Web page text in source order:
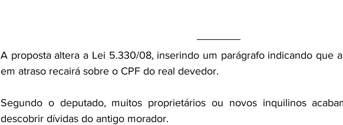
A proposta altera a Lei 5.330/08, inserindo um parágrafo indicando que
em atraso recairá sobre o CPF do real devedor.
Segundo o deputado, muitos proprietários ou novos inquilinos
descobrir dívidas do antigo morador.